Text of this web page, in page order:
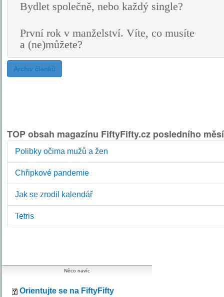
Bydlet společně, nebo každý single?
První rok v manželství. Víte, co musíte
a (ne)můžete?
Archiv článků
TOP obsah magazínu FiftyFifty.cz posledního
Polibky očima mužů a žen
Chřipkové pandemie
Jak se zrodil kalendář
Tetris
Něco navíc
Orientujte se na FiftyFifty